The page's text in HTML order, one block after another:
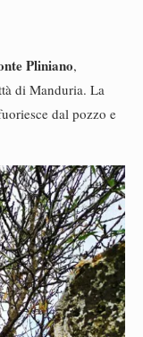
Pliniano,
di Manduria. La
dal pozzo e